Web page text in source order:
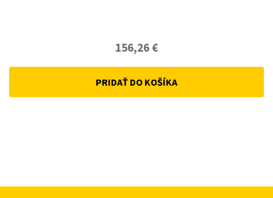
156,26 €
PRIDAŤ DO KOŠÍKA